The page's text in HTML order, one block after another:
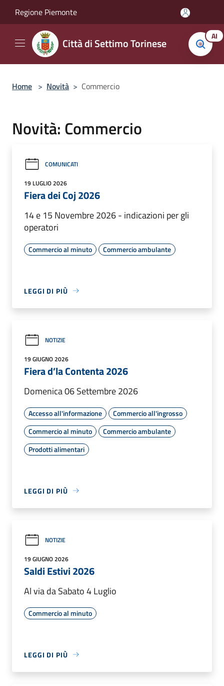
Regione Piemonte
Città di Settimo Torinese AI
Home > Novità > Commercio
Novità: Commercio
COMUNICATI
19 LUGLIO 2026
Fiera dei Coj 2026
14 e 15 Novembre 2026 - indicazioni per gli
operatori
Commercio al minuto Commercio ambulante
LEGGI DI PIÙ
NOTIZIE
19 GIUGNO 2026
Fiera d’la Contenta 2026
Domenica 06 Settembre 2026
Accesso all'informazione
Commercio all'ingrosso
Commercio al minuto
Commercio ambulante
Prodotti alimentari
LEGGI DI PIÙ
NOTIZIE
19 GIUGNO 2026
Saldi Estivi 2026
Al via da Sabato 4 Luglio
Commercio al minuto
LEGGI DI PIÙ